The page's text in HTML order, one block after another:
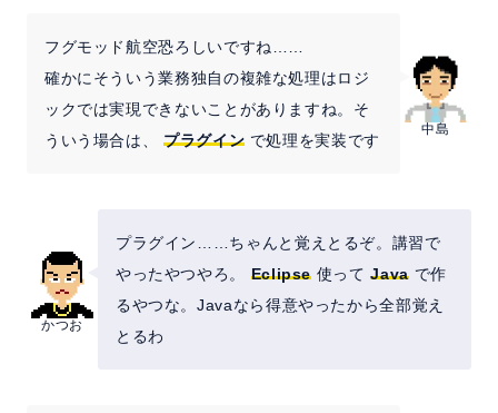
中島
フグモッド航空恐ろしいですね……
確かにそういう業務独自の複雑な処理はロジ
ックでは実現できないことがありますね。そ
ういう場合は、 プラグイン で処理を実装です
かつお
プラグイン……ちゃんと覚えとるぞ。講習で
やったやつやろ。 Eclipse 使ってJavaで作
るやつな。Javaなら得意やったから全部覚え
とるわ